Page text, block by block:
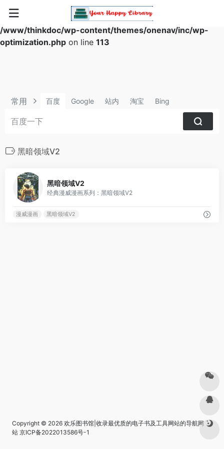
Warning
: Array to string conversion in
/www/thinkdoc/wp-content/themes/onenav/inc/wp-
optimization.php on line 113
常用 百度 Google 站内 淘宝 Bing
黑暗领域V2
黑暗领域V2
经典漫威漫画系列：黑暗领域V2
漫威漫画 黑暗领域V2
Copyright © 2026 欢乐图书馆|收录最优质的电子书及工具网站的导航网
站 京ICP备2022013586号-1